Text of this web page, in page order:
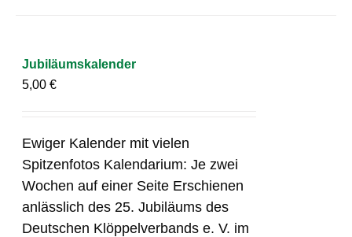
Jubiläumskalender
5,00€
Ewiger Kalender mit vielen
Spitzenfotos Kalendarium: Je zwei
Wochen auf einer Seite Erschienen
anlässlich des 25. Jubiläums des
Deutschen Klöppelverbands e. V. im